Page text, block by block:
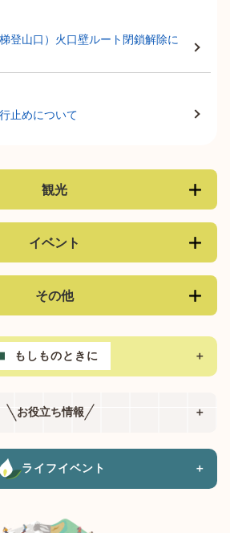
登山口）火口壁ルート閉鎖解除に
止めについて
観光
イベント
その他
もしものときに ＋
お役立ち情報 ＋
ライフイベント ＋